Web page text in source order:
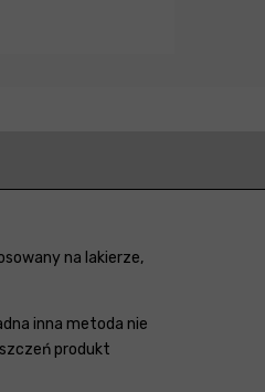
na lakierze,
inna metoda nie
produkt